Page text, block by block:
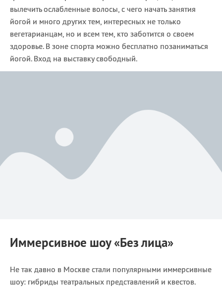
вылечить ослабленные волосы, с чего начать занятия
йогой и много других тем, интересных не только
вегетарианцам, но и всем тем, кто заботится о своем
здоровье. В зоне спорта можно бесплатно позаниматься
йогой. Вход на выставку свободный.
Иммерсивное шоу«Без лица»
Не так давно в Москве стали популярными иммерсивные
шоу: гибриды театральных представлений и квестов.